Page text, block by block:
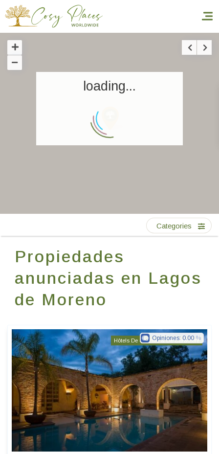
Inicio
Reservar una estancia
Nuestra colección mundial
World’s Best Hotels
ES EN FR
loading...
Propiedades
anunciadas en Lagos
de Moreno
Categories
Hôtels De Charme & De Caractère
Opiniones: 0.00